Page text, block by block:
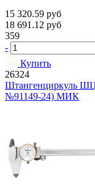
15 320.59 руб
18 691.12 руб
359
-
Купить
26324
Штангенциркуль
№91149-24) МИК